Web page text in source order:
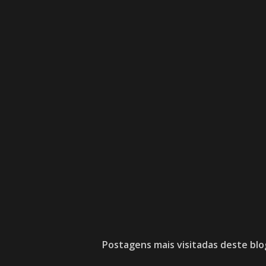
Postagens mais visitadas deste